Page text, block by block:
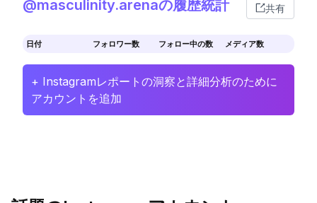
@masculinity.arenaの履歴統計 共有
日付 フォロワー数 フォロー中の数 メディア数
+ Instagramレポートの洞察と詳細分析のために
アカウントを追加